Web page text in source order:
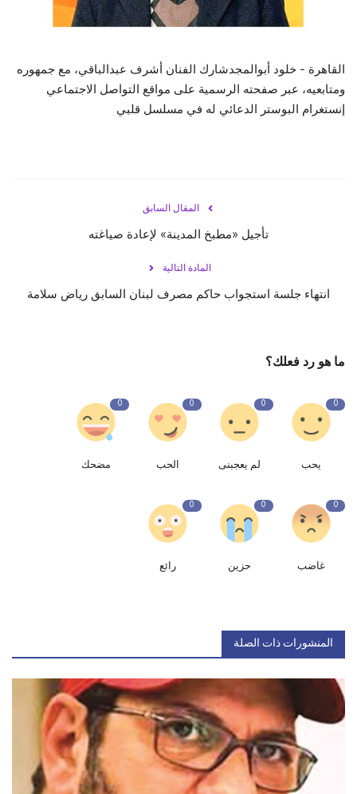
القاهرة - خلود أبوالمجدشارك الفنان أشرف عبدالباقي، مع جمهوره
ومتابعيه، عبر صفحته الرسمية على مواقع التواصل الاجتماعي
إنستغرام البوستر الدعائي له في مسلسل قلبي
المقال السابق
تأجيل «مطبخ المدينة» لإعادة صياغته
المادة التالية
انتهاء جلسة استجواب حاكم مصرف لبنان السابق رياض سلامة
ما هو رد فعلك؟
0
يحب
0
لم يعجبنى
0
الحب
0
مضحك
0
غاضب
0
حزين
0
رائع
المنشورات ذات الصلة